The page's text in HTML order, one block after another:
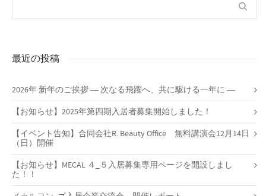
最近の投稿
2026年 新年のご挨拶 ― 次なる飛躍へ、共に駆ける一年に ―
【お知らせ】2025年第四期入居者募集開始しました！
【イベント告知】合同会社R. Beauty Office 無料講演会12月14日
（日）開催
【お知らせ】MECAL ４_５入居募集専用ページを開設しまし
た！！